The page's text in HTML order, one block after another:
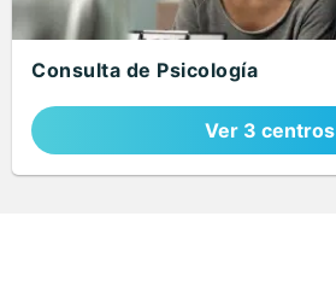
Consulta de Psicología
Ver 3 centros